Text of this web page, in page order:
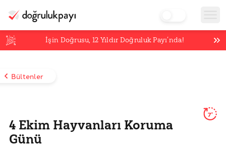
İşin Doğrusu,12 Yıldır Doğruluk Payı’nda!
Bültenler
4 Ekim Hayvanları Koruma
Günü
7'